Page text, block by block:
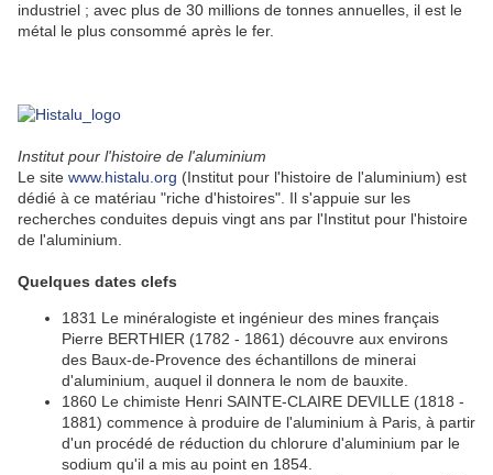
industriel ; avec plus de 30 millions de tonnes annuelles, il est le
métal le plus consommé après le fer.
Institut pour l'histoire de l'aluminium
Le site www.histalu.org (Institut pour l'histoire de l'aluminium) est
dédié à ce matériau "riche d'histoires". Il s'appuie sur les
recherches conduites depuis vingt ans par l'Institut pour l'histoire
de l'aluminium.
Quelques dates clefs
1831 Le minéralogiste et ingénieur des mines français
Pierre BERTHIER (1782 - 1861) découvre aux environs
des Baux-de-Provence des échantillons de minerai
d'aluminium, auquel il donnera le nom de bauxite.
1860 Le chimiste Henri SAINTE-CLAIRE DEVILLE (1818 -
1881) commence à produire de l'aluminium à Paris, à partir
d'un procédé de réduction du chlorure d'aluminium par le
sodium qu'il a mis au point en 1854.